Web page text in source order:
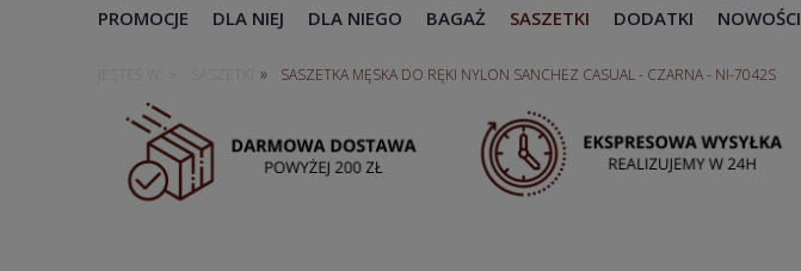
PROMOCJE DLA NIEJ DLA NIEGO BAGAŻ SASZETKI DODATKI NOWOŚCI
» SASZETKA MĘSKA DO RĘKI NYLON SANCHEZ CASUAL - CZARNA - NI-7042S